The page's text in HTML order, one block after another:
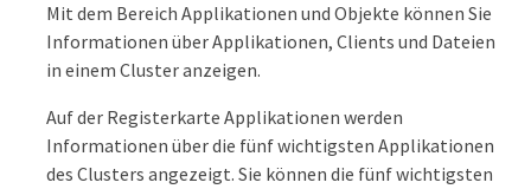
Mit dem Bereich Applikationen und Objekte können Sie
Informationen über Applikationen, Clients und Dateien
in einem Cluster anzeigen.
Auf der Registerkarte Applikationen werden
Informationen über die fünf wichtigsten Applikationen
des Clusters angezeigt. Sie können die fünf wichtigsten